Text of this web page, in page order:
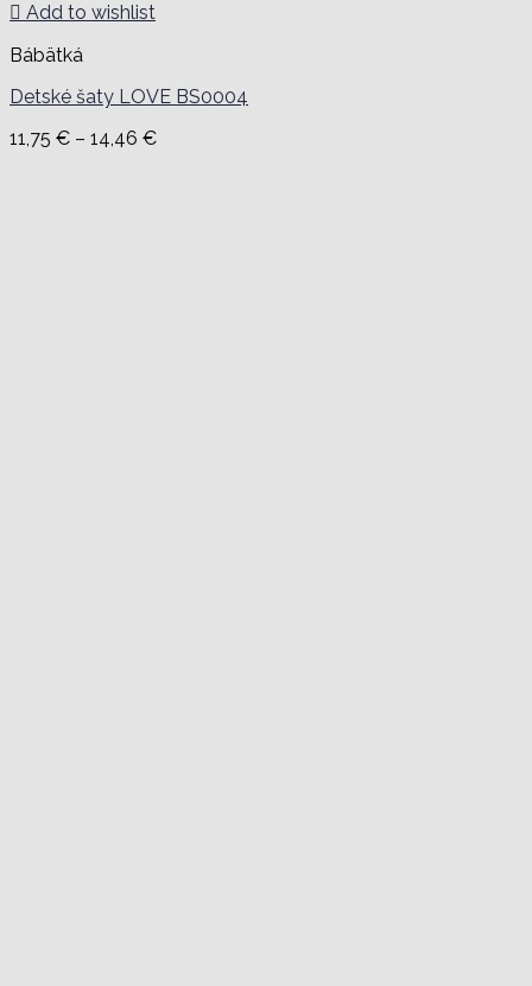
Add to wishlist
Bábätká
Detské šaty LOVE BS0004
11,75 € – 14,46 €Price